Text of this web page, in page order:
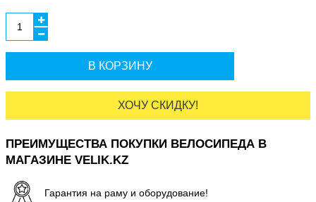
В КОРЗИНУ
ХОЧУ СКИДКУ!
ПРЕИМУЩЕСТВА ПОКУПКИ ВЕЛОСИПЕДА В
МАГАЗИНЕ VELIK.KZ
Гарантия на раму и оборудование!